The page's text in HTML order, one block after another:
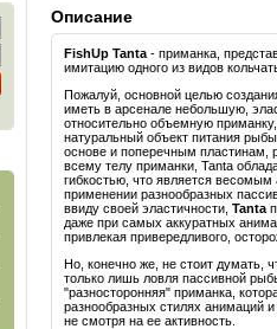
Описание
FishUp Tanta - приманка,
имитацию одного из видов
Пожалуй, основной целью
иметь в арсенале небольшую,
относительно объемную
натуральный объект питания
основе и поперечным пластинам,
всему телу приманки, Tanta
гибкостью, что является весомым
применении разнообразных
ввиду своей эластичности, Tanta
даже при самых аккуратных
привлекая привередливого,
Но, конечно же, не стоит думать,
только лишь ловля пассивной
"разносторонняя" приманка,
разнообразных стилях анимаций
не смотря на ее активность.